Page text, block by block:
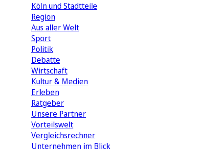
Köln und Stadtteile
Region
Aus aller Welt
Sport
Politik
Debatte
Wirtschaft
Kultur & Medien
Erleben
Ratgeber
Unsere Partner
Vorteilswelt
Vergleichsrechner
Unternehmen im Blick